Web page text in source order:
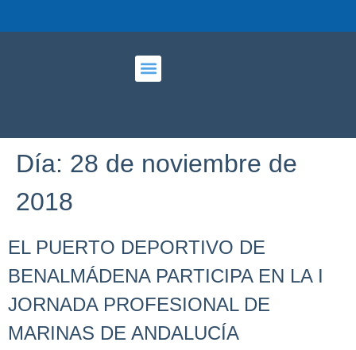
Día: 28 de noviembre de
2018
EL PUERTO DEPORTIVO DE
BENALMÁDENA PARTICIPA EN LA I
JORNADA PROFESIONAL DE
MARINAS DE ANDALUCÍA